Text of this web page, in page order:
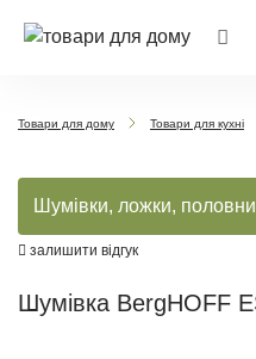
Товари для дому Товари для кухні
Шумівки, ложки,
Шумівка BergHOFF
залишити відгук